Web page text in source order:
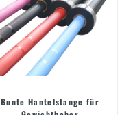
Bunte Hantelstange für